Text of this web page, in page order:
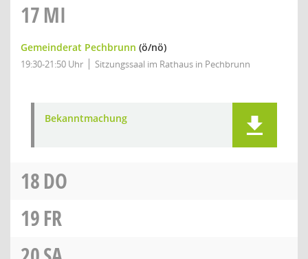
17MI
Gemeinderat Pechbrunn (ö/nö)
19:30-21:50 Uhr Sitzungssaal im Rathaus in Pechbrunn
Bekanntmachung
18DO
19FR